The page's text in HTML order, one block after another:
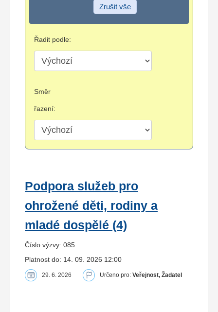
Zrušit vše
Řadit podle:
Směr
řazení:
Podpora služeb pro
ohrožené děti, rodiny a
mladé dospělé (4)
Číslo výzvy: 085
Platnost do: 14. 09. 2026 12:00
29. 6. 2026 Určeno pro: Veřejnost, Žadatel